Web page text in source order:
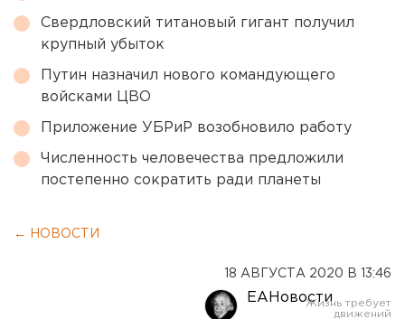
Свердловский титановый гигант получил
крупный убыток
Путин назначил нового командующего
войсками ЦВО
Приложение УБРиР возобновило работу
Численность человечества предложили
постепенно сократить ради планеты
← НОВОСТИ
18 АВГУСТА 2020 В 13:46
ЕАНовости